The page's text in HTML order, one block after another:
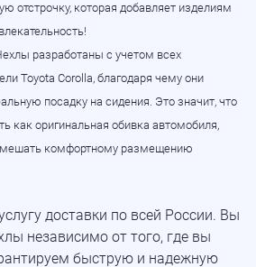
отстрочку, которая добавляет изделиям
разработаны с учетом всех
Toyota Corolla, благодаря чему они
посадку на сидения. Это значит, что
как оригинальная обивка автомобиля,
мешать комфортному размещению
доставки по всей России. Вы
независимо от того, где вы
быструю и надежную